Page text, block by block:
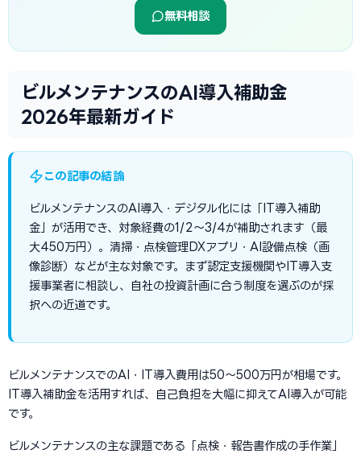
無料相談
ビルメンテナンスのAI導入補助金
2026年最新ガイド
この記事の結論
ビルメンテナンスのAI導入・デジタル化には「IT導入補助
金」が活用でき、対象経費の1/2〜3/4が補助されます（最
大450万円）。清掃・点検管理DXアプリ・AI設備点検（画
像診断）などが主な対象です。まず認定支援機関やIT導入支
援事業者に相談し、自社の投資計画に合う制度を選ぶのが採
択への近道です。
ビルメンテナンスでのAI・IT導入費用は50〜500万円が相場です。
IT導入補助金を活用すれば、自己負担を大幅に抑えてAI導入が可能
です。
ビルメンテナンスの主な課題である「点検・報告書作成の手作業」